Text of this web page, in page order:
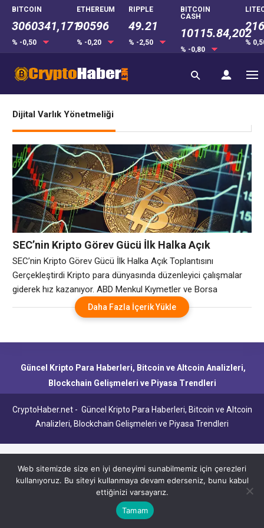
BITCOIN
3060341,171
% -0,50
ETHEREUM
90596
% -0,20
RIPPLE
49.21
% -2,50
BITCOIN
CASH
10115.84,202
% -0,80
%
Dijital Varlık Yönetmeliği
SEC’nin Kripto Görev Gücü İlk Halka Açık
Toplantısını Gerçekleştirdi.
SEC’nin Kripto Görev Gücü İlk Halka Açık Toplantısını
Gerçekleştirdi Kripto para dünyasında düzenleyici çalışmalar
giderek hız kazanıyor. ABD Menkul Kıymetler ve Borsa
Komisyonu (SEC), kripto para piyasalarını düzenlemek ve
sektördeki yasal boşlukları gidermek amacıyla oluşturduğu
getirdi. Bu toplantı, dijital varlıkların geleceğine dair kritik
Daha Fazla İçerik Yükle
Güncel Kripto Para Haberleri, Bitcoin ve Altcoin Analizleri,
Blockchain Gelişmeleri ve Piyasa Trendleri
CryptoHaber.net - Güncel Kripto Para Haberleri, Bitcoin ve Altcoin
Analizleri, Blockchain Gelişmeleri ve Piyasa Trendleri
Web sitemizde size en iyi deneyimi sunabilmemiz için çerezleri
kullanıyoruz. Bu siteyi kullanmaya devam ederseniz, bunu kabul
ettiğinizi varsayarız.
Tamam